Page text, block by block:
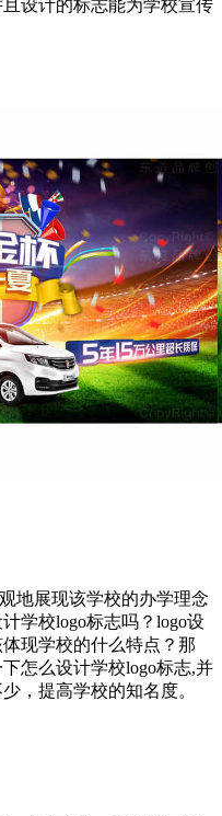
设计的标志能为学校宣传
地展现该学校的办学理念
学校logo标志吗？logo设
现学校的什么特点？那
怎么设计学校logo标志,并
，提高学校的知名度。